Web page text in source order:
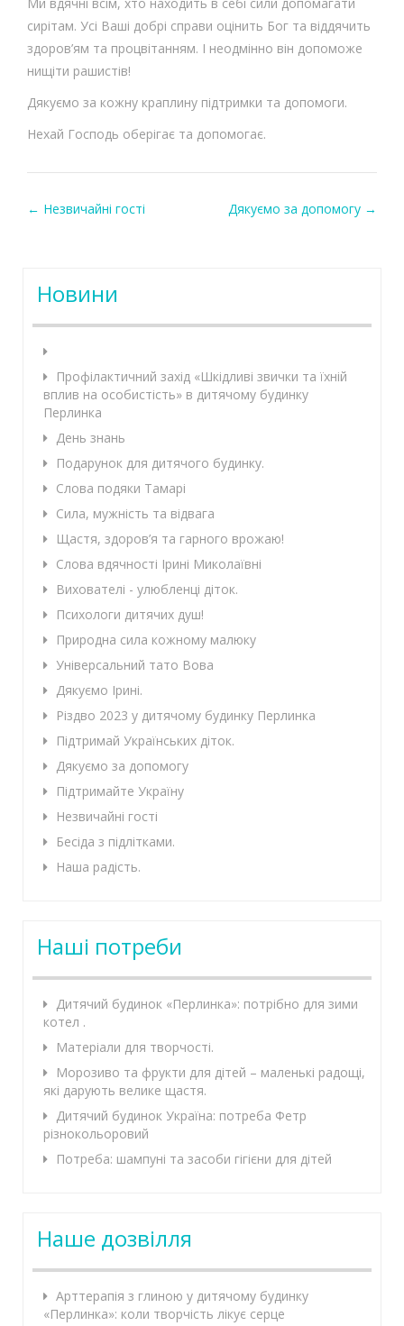
сирітам. Усі Ваші добрі справи оцінить Бог та віддячить
здоров’ям та процвітанням. І неодмінно він допоможе
нищіти рашистів!
Дякуємо за кожну краплину підтримки та допомоги.
Нехай Господь оберігає та допомогає.
← Незвичайні гості Дякуємо за допомогу →
Новини
Профілактичний захід «Шкідливі звички та їхній
вплив на особистість» в дитячому будинку
Перлинка
День знань
Подарунок для дитячого будинку.
Слова подяки Тамарі
Сила, мужність та відвага
Щастя, здоров’я та гарного врожаю!
Слова вдячності Ірині Миколаївні
Вихователі - улюбленці діток.
Психологи дитячих душ!
Природна сила кожному малюку
Універсальний тато Вова
Дякуємо Ірині.
Різдво 2023 у дитячому будинку Перлинка
Підтримай Українських діток.
Дякуємо за допомогу
Підтримайте Україну
Незвичайні гості
Бесіда з підлітками.
Наша радість.
Наші потреби
Дитячий будинок «Перлинка»: потрібно для зими
котел .
Матеріали для творчості.
Морозиво та фрукти для дітей – маленькі радощі,
які дарують велике щастя.
Дитячий будинок Україна: потреба Фетр
різнокольоровий
Потреба: шампуні та засоби гігієни для дітей
Наше дозвілля
Арттерапія з глиною у дитячому будинку
«Перлинка»: коли творчість лікує серце